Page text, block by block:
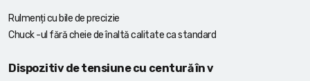
Rulmenți cu bile de precizie
Chuck -ul fără cheie de înaltă calitate ca standard
Dispozitiv de tensiune cu centură în v